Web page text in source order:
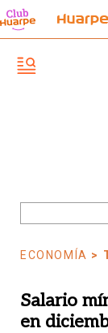
ECONOMÍA >
Salario
en